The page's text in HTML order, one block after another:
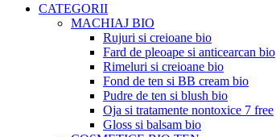
CATEGORII
MACHIAJ BIO
Rujuri si creioane bio
Fard de pleoape si anticearcan bio
Rimeluri si creioane bio
Fond de ten si BB cream bio
Pudre de ten si blush bio
Oja si tratamente nontoxice 7 free
Gloss si balsam bio